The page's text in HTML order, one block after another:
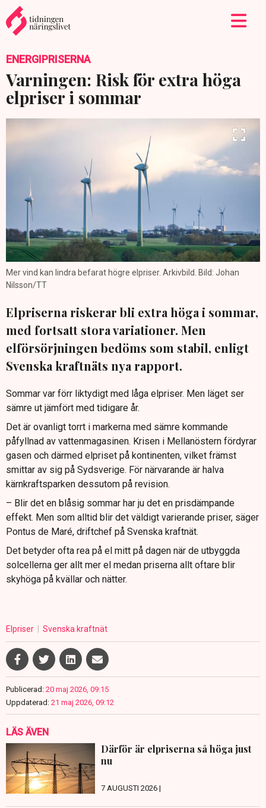
ENERGIPRISERNA
Varningen: Risk för extra höga
elpriser i sommar
Mer vind kan lindra befarat högre elpriser. Arkivbild. Bild: Johan
Nilsson/TT
Elpriserna riskerar bli extra höga i sommar,
med fortsatt stora variationer. Men
elförsörjningen bedöms som stabil, enligt
Svenska kraftnäts nya rapport.
Sommar var förr liktydigt med låga elpriser. Men läget ser
sämre ut jämfört med tidigare år.
Det är ovanligt torrt i markerna med sämre kommande
påfyllnad av vattenmagasinen. Krisen i Mellanöstern fördyrar
gasen och därmed elpriset på kontinenten, vilket främst
smittar av sig på Sydsverige. För närvarande är halva
kärnkraftsparken dessutom på revision.
– Blir det en blåsig sommar har ju det en prisdämpande
effekt. Men som alltid blir det väldigt varierande priser, säger
Pontus de Maré, driftchef på Svenska kraftnät.
Det betyder ofta rea på el mitt på dagen när de utbyggda
solcellerna ger allt mer el medan priserna allt oftare blir
skyhöga på kvällar och nätter.
Elpriser Svenska kraftnät
Publicerad: 20 maj 2026, 09:15
Uppdaterad: 21 maj 2026, 09:12
LÄS ÄVEN
Därför är elpriserna så höga just
nu
7 AUGUSTI 2026 |